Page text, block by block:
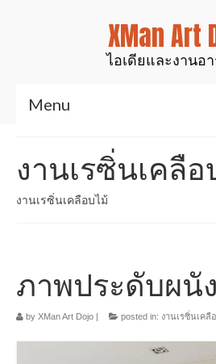
XMan Art
ไอเดียและงานอ
Menu
Art & Design
งานเรซิ่นเคลือบไม้
งานศิลป์สำหรับตกแต่ง
รูปปั้นสัตว์ต่างๆ
งานเรซิ่นเคลือ
งานเรซิ่นเคลือบไม้
ภาพประดับผนัง
by XMan Art Dojo | posted in: งานเรซิ่นเคลื